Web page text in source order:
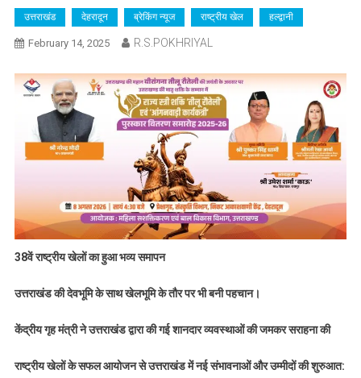
उत्तराखंड देहरादून ब्रेकिंग न्यूज राष्ट्रीय खेल हल्द्वानी
February 14, 2025 R.S.POKHRIYAL
38वें राष्ट्रीय खेलों का हुआ भव्य समापन
उत्तराखंड की देवभूमि के साथ खेलभूमि के तौर पर भी बनी पहचान।
केंद्रीय गृह मंत्री ने उत्तराखंड द्वारा की गई शानदार व्यवस्थाओं की जमकर सराहना की
राष्ट्रीय खेलों के सफल आयोजन से उत्तराखंड में नई संभावनाओं और उम्मीदों की शुरुआत: